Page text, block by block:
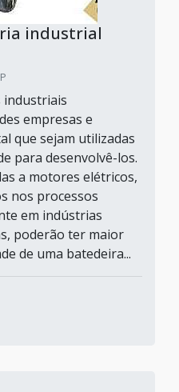
industrial
industriais
empresas e
que sejam utilizadas
para desenvolvê-los.
a motores elétricos,
nos processos
em indústrias
poderão ter maior
de uma batedeira...